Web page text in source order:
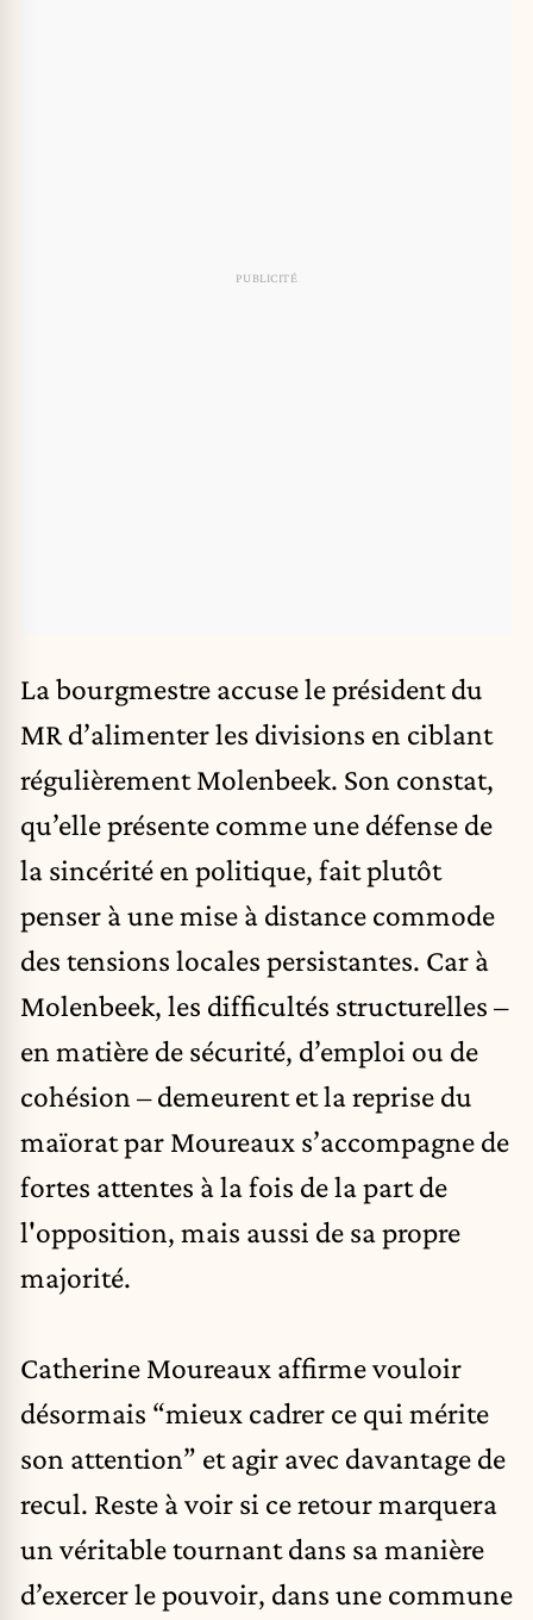
La bourgmestre accuse le président du
MR d’alimenter les divisions en ciblant
régulièrement Molenbeek. Son constat,
qu’elle présente comme une défense de
la sincérité en politique, fait plutôt
penser à une mise à distance commode
des tensions locales persistantes. Car à
Molenbeek, les difficultés structurelles –
en matière de sécurité, d’emploi ou de
cohésion – demeurent et la reprise du
maïorat par Moureaux s’accompagne de
fortes attentes à la fois de la part de
l'opposition, mais aussi de sa propre
majorité.
Catherine Moureaux affirme vouloir
désormais “mieux cadrer ce qui mérite
son attention” et agir avec davantage de
recul. Reste à voir si ce retour marquera
un véritable tournant dans sa manière
d’exercer le pouvoir, dans une commune